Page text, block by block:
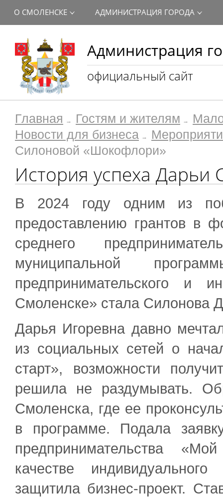
Администрация
официальный сайт
О СМОЛЕНСКЕ АДМИНИСТРАЦИЯ ГОРОДА
Главная Гостям и жителям
Новости для бизнеса
Силоновой «Шокофлори»
История успеха
В 2024 году одним из
предоставлению грантов в
среднего
муниципальной
предпринимательского и
Смоленске» стала Силонова
Дарья Игоревна давно
из социальных сетей о
старт», возможности
решила не раздумывать.
Смоленска, где ее
в программе. Подала
предпринимательства
качестве
защитила бизнес-проект.